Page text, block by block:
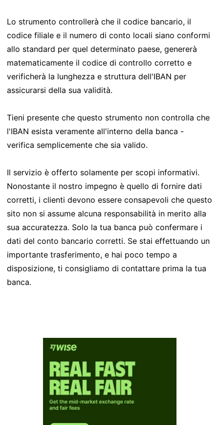
Lo strumento controllerà che il codice bancario, il
codice filiale e il numero di conto locali siano conformi
allo standard per quel determinato paese, genererà
matematicamente il codice di controllo corretto e
verificherà la lunghezza e struttura dell'IBAN per
assicurarsi della sua validità.
Tieni presente che questo strumento non controlla che
l'IBAN esista veramente all'interno della banca -
verifica semplicemente che sia valido.
Il servizio è offerto solamente per scopi informativi.
Nonostante il nostro impegno è quello di fornire dati
corretti, i clienti devono essere consapevoli che questo
sito non si assume alcuna responsabilità in merito alla
sua accuratezza. Solo la tua banca può confermare i
dati del conto bancario corretti. Se stai effettuando un
importante trasferimento, e hai poco tempo a
disposizione, ti consigliamo di contattare prima la tua
banca.